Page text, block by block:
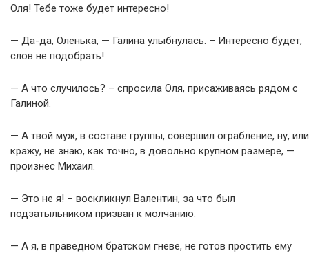
Оля! Тебе тоже будет интересно!
— Да-да, Оленька, — Галина улыбнулась. – Интересно будет,
слов не подобрать!
— А что случилось? – спросила Оля, присаживаясь рядом с
Галиной.
— А твой муж, в составе группы, совершил ограбление, ну, или
кражу, не знаю, как точно, в довольно крупном размере, —
произнес Михаил.
— Это не я! – воскликнул Валентин, за что был
подзатыльником призван к молчанию.
— А я, в праведном братском гневе, не готов простить ему